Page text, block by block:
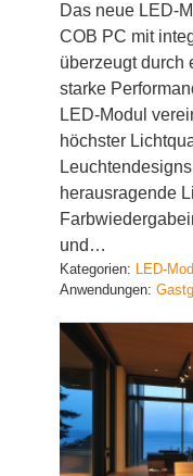
Das neue LED-
COB PC mit
überzeugt durch
starke
LED-Modul
höchster
herausragende
und…
Kategorien: LED-
Anwendungen: